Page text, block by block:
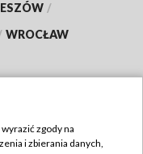
/
WROCŁAW
zgody na
i zbierania danych,